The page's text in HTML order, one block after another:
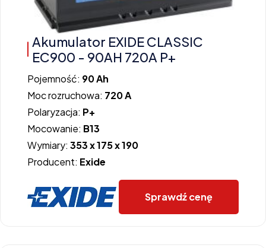
Akumulator EXIDE CLASSIC
EC900 - 90AH 720A P+
Pojemność: 90 Ah
Moc rozruchowa: 720 A
Polaryzacja: P+
Mocowanie: B13
Wymiary: 353 x 175 x 190
Producent: Exide
Sprawdź cenę